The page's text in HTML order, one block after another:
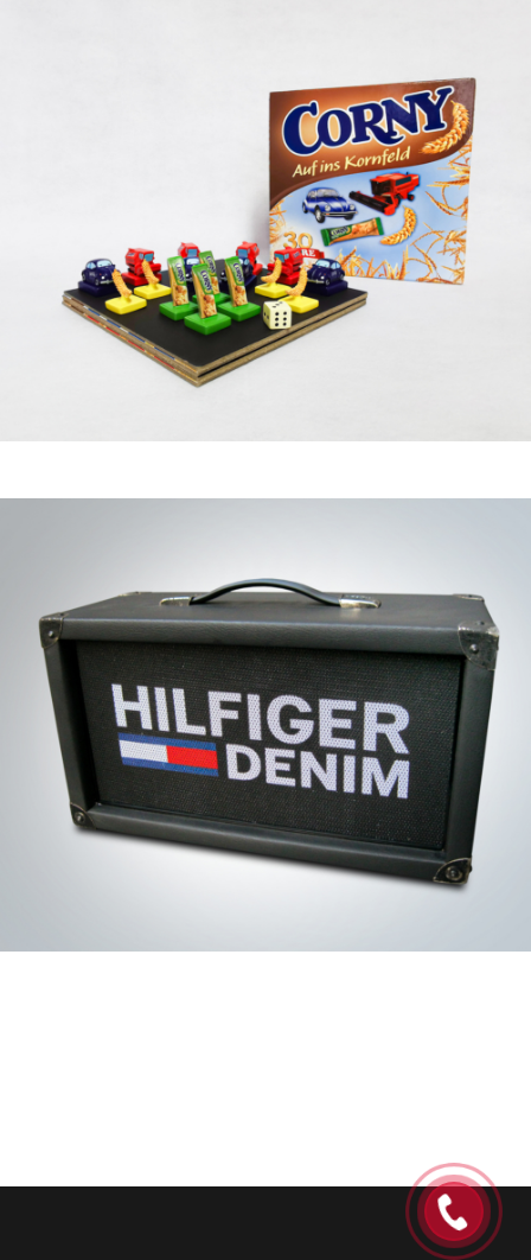
SONDERLÖSUNGEN
SONDERLÖSUNGEN
NEXT POST
WAS MACHT ZWEYLOEVEN SO?
LINKS AUF UNSERER WEBSITE
Startseite
Was machen wir?
Unsere Arbeiten
Produktfinder
Über uns
Kontakt